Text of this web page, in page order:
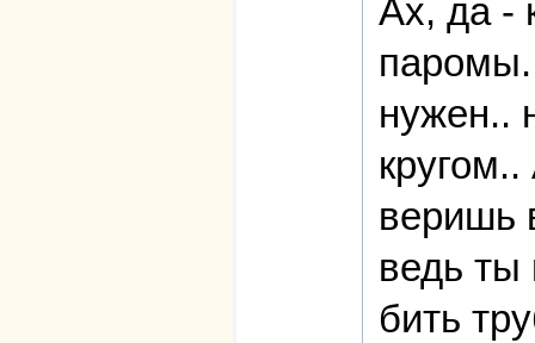
Ах, да -
нужен..
веришь
ведь ты
бить